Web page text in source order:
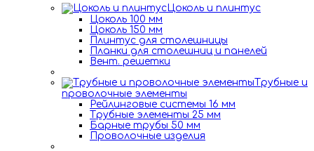
Цоколь и плинтус
Цоколь 100 мм
Цоколь 150 мм
Плинтус для столешницы
Планки для столешниц и панелей
Вент. решетки
Трубные и
проволочные элементы
Рейлинговые системы 16 мм
Трубные элементы 25 мм
Барные трубы 50 мм
Проволочные изделия